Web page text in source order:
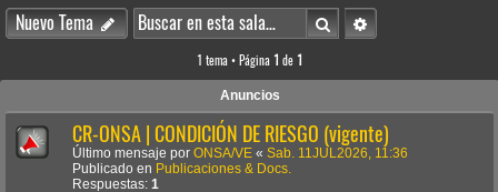
a
r
Nuevo Tema BuscarBúsqueda avanzada
1 tema • Página 1 de 1
Anuncios
CR-ONSA | CONDICIÓN DE RIESGO (vigente)
Último mensaje por ONSA/VE « Sab. 11JUL2026, 11:36
Publicado en Publicaciones & Docs.
Respuestas: 1